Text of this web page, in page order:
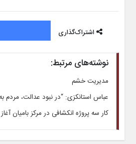
اشتراک‌گذاری
نوشته‌های مرتبط:
مدیریت خشم
عباس استانکزی: “در نبود عدالت، مردم
کار سه پروژه انکشافی در مرکز بامیان